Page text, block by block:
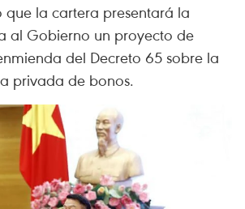
que la cartera presentará la
al Gobierno un proyecto de
del Decreto 65 sobre la
privada de bonos.